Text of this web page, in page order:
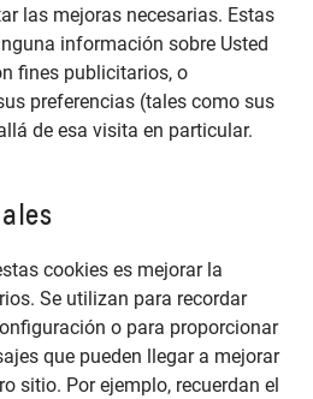
las mejoras necesarias. Estas
información sobre Usted
fines publicitarios, o
preferencias (tales como sus
de esa visita en particular.
cookies es mejorar la
Se utilizan para recordar
o para proporcionar
que pueden llegar a mejorar
sitio. Por ejemplo, recuerdan el